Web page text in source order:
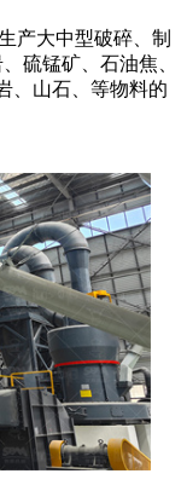
产大中型破碎、制
硫锰矿、石油焦、
、山石、等物料的